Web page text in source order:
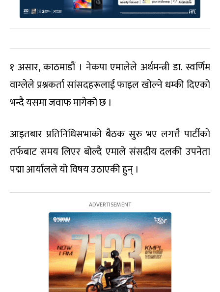
१ असार, काठमाडौं । नेकपा एमालेले अर्थमन्त्री डा. स्वर्णिम
वाग्लेले प्रश्नकर्ता सांसदहरूलाई फाइल खोल्ने धम्की दिएको
भन्दै यसमा जवाफ मागेको छ ।
आइतबार प्रतिनिधिसभाको बैठक सुरु भए लगत्तै पार्टीको
तर्फबाट समय लिएर बोल्दै एमाले संसदीय दलकी उपनेता
पद्मा आर्यालले यो विषय उठाएकी हुन् ।